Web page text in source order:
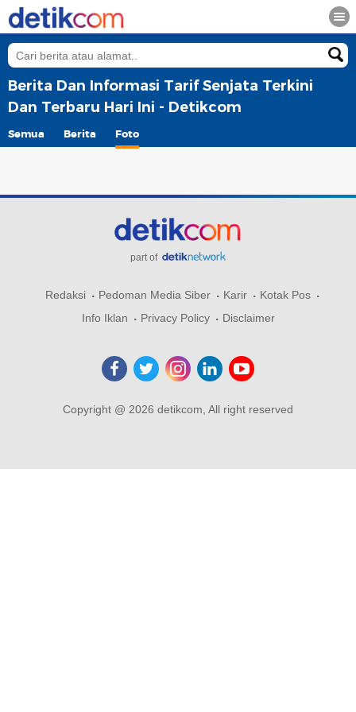
Berita Dan Informasi Tarif Senjata Terkini
Dan Terbaru Hari Ini - Detikcom
Semua Berita Foto
part of
Redaksi Pedoman Media Siber Karir
Kotak Pos
Info Iklan
Privacy Policy Disclaimer
Copyright @ 2026 detikcom, All right reserved